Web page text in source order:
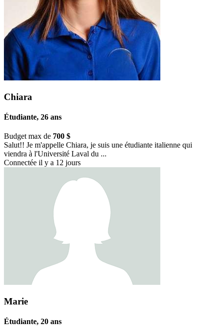
Chiara
Étudiante, 26 ans
Budget max de 700 $
Salut!! Je m'appelle Chiara, je suis une étudiante italienne qui
viendra à l'Université Laval du ...
Connectée il y a 12 jours
Marie
Étudiante, 20 ans